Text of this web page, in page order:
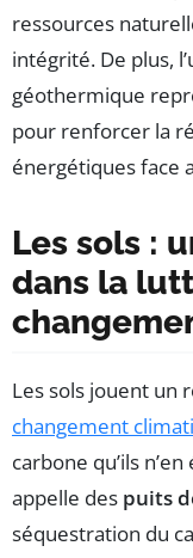
ressources
intégrité. De plus,
géothermique
pour renforcer la
énergétiques face
Les sols :
dans la
Les sols jouent un
changement
carbone qu’ils
appelle des puits
séquestration du